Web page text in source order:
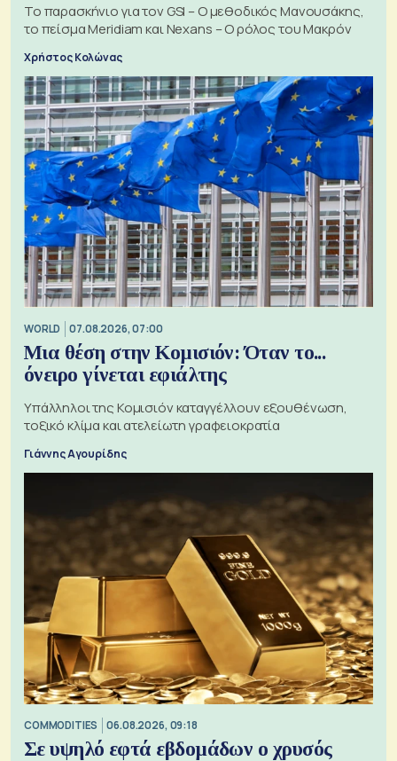
Το παρασκήνιο για τον GSI – Ο μεθοδικός Μανουσάκης,
το πείσμα Meridiam και Nexans – Ο ρόλος του Μακρόν
Χρήστος Κολώνας
WORLD 07.08.2026, 07:00
Μια θέση στην Κομισιόν: Όταν το...
όνειρο γίνεται εφιάλτης
Υπάλληλοι της Κομισιόν καταγγέλλουν εξουθένωση,
τοξικό κλίμα και ατελείωτη γραφειοκρατία
Γιάννης Αγουρίδης
COMMODITIES 06.08.2026, 09:18
Σε υψηλό εφτά εβδομάδων ο χρυσός